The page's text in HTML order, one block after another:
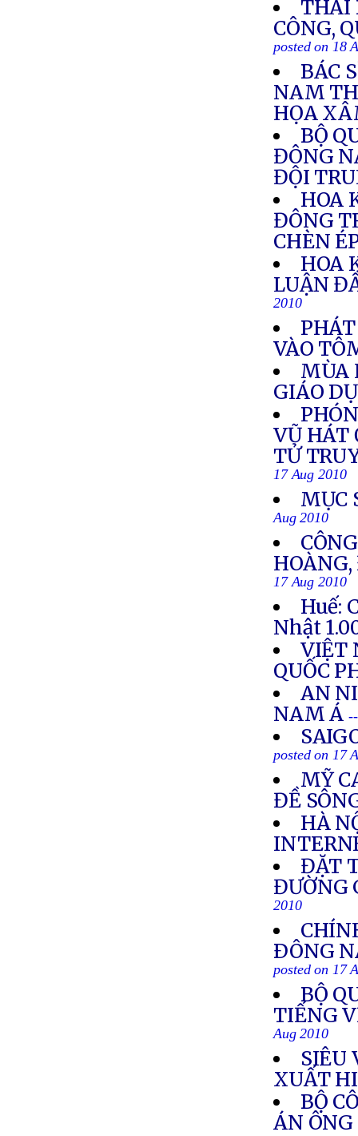
THÁI
CÔNG,
posted on 18
BÁC
NAM
HỌA
BỘ
ĐÔNG
ĐỘI
HOA
ĐÔNG
CHÈN
HOA
LUẬN
2010
VÀO
MÙA
GIÁO
VŨ HÁT
TỬ
17 Aug 2010
MỤC
Aug 2010
17 Aug 2010
Huế:
Nhật
VIỆT
QUỐC
AN
NAM Á
posted on 17
MỸ
ĐỀ
HÀ
ĐẶT
ĐƯỜNG
2010
ÐÔNG
posted on 17
BỘ
TIẾNG
Aug 2010
SIÊU
XUẤT
BỘ
ÁN